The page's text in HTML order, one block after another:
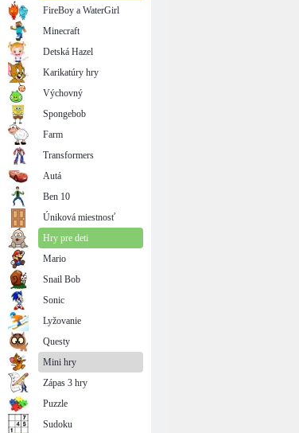
FireBoy a WaterGirl
Minecraft
Detská Hazel
Karikatúry hry
Výchovný
Spongebob
Farm
Transformers
Autá
Ben 10
Úniková miestnosť
Hry pre deti
Mario
Snail Bob
Sonic
Lyžovanie
Questy
Mini hry
Zápas 3 hry
Puzzle
Sudoku